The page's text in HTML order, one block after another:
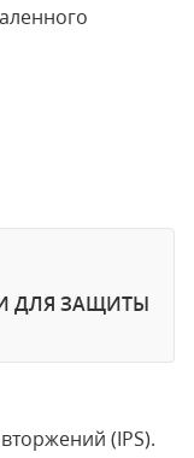
ДЛЯ ЗАЩИТЫ
(IPS).